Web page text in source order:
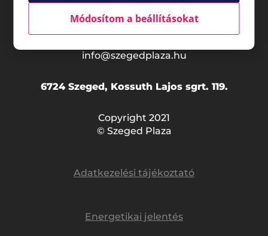
Vasárnap
08:00 - 24:00
*Az üzletek nyitvatartása eltérő lehet.
info@szegedplaza.hu
6724 Szeged, Kossuth Lajos sgrt. 119.
Copyright 2021
© Szeged Plaza
Adatkezelési tájékoztató
Energetikai jelentés
Módosítom a beállításokat